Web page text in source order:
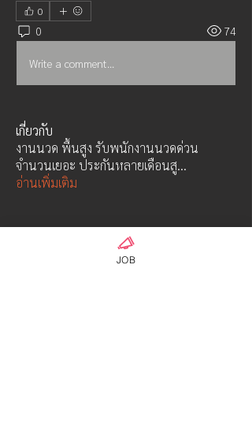
0
0 74
Write a comment...
เกี่ยวกับ
งานนวด พื้นสูง รับพนักงานนวดด่วน
จำนวนเยอะ ประกันหลายเดือนสู...
อ่านเพิ่มเติม
JOB